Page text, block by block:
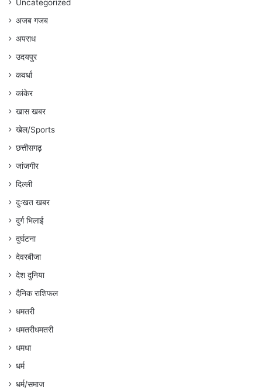
Uncategorized
अजब गजब
अपराध
उदयपुर
कवर्धा
कांकेर
खास खबर
खेल/Sports
छत्तीसगढ़
जांजगीर
दिल्ली
दुःखत खबर
दुर्ग भिलाई
दुर्घटना
देवरबीजा
देश दुनिया
दैनिक राशिफल
धमतरी
धमतरीधमतरी
धमधा
धर्म
धर्म/समाज